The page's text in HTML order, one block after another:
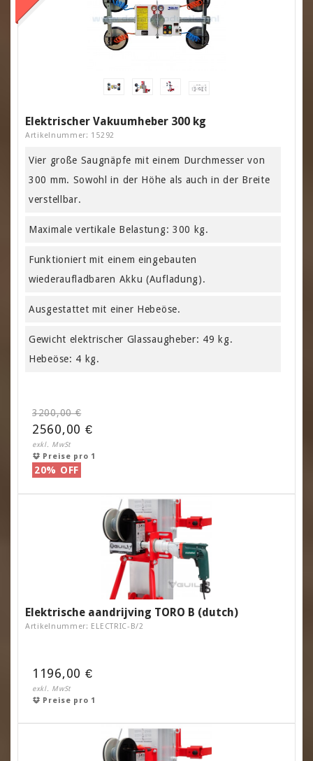
Elektrischer Vakuumheber 300 kg
Artikelnummer: 15292
Vier große Saugnäpfe mit einem Durchmesser von
300 mm. Sowohl in der Höhe als auch in der Breite
verstellbar.
Maximale vertikale Belastung: 300 kg.
Funktioniert mit einem eingebauten
wiederaufladbaren Akku (Aufladung).
Ausgestattet mit einer Hebeöse.
Gewicht elektrischer Glassaugheber: 49 kg.
Hebeöse: 4 kg.
3200,00 €
2560,00 €
exkl. MwSt
Preise pro 1
20% OFF
Elektrische aandrijving TORO B (dutch)
Artikelnummer: ELECTRIC-B/2
1196,00 €
exkl. MwSt
Preise pro 1